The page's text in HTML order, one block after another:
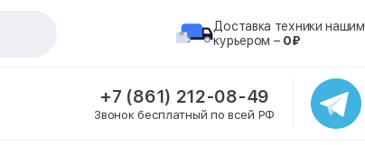
Доставка техники нашим
курьером – 0₽
+7 (861) 212-08-49
Звонок бесплатный по всей РФ